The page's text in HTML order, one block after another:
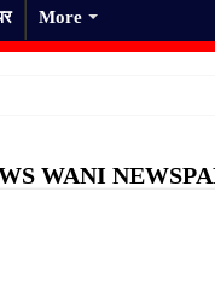
More
WANI